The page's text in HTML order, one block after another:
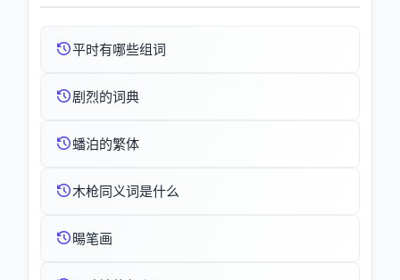
平时有哪些组词
剧烈的词典
蟠泊的繁体
木枪同义词是什么
暘笔画